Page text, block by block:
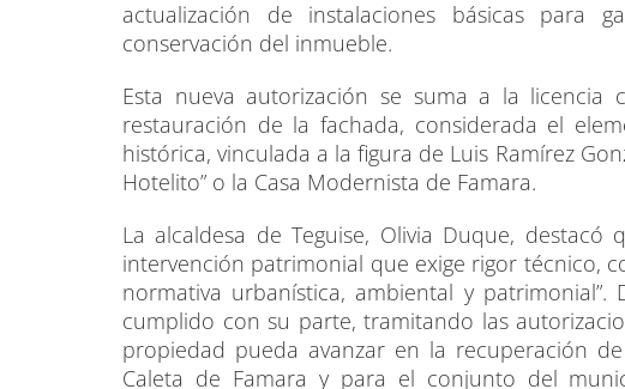
actualización de instalaciones básicas para
conservación del inmueble.
Esta nueva autorización se suma a la
restauración de la fachada, considerada el
histórica, vinculada a la figura de Luis Ramírez
Hotelito” o la Casa Modernista de Famara.
La alcaldesa de Teguise, Olivia Duque,
intervención patrimonial que exige rigor técnico,
normativa urbanística, ambiental y
cumplido con su parte, tramitando las
propiedad pueda avanzar en la recuperación
Caleta de Famara y para el conjunto del